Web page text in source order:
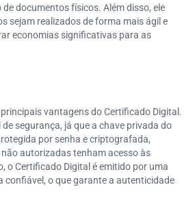
documentos físicos. Além disso, ele
sejam realizados de forma mais ágil e
economias significativas para as
vantagens do Certificado Digital.
de segurança, já que a chave privada do
por senha e criptografada,
autorizadas tenham acesso às
o Certificado Digital é emitido por uma
confiável, o que garante a autenticidade